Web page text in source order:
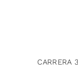
CARRERA